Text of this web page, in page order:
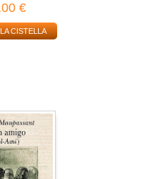
€
CISTELLA